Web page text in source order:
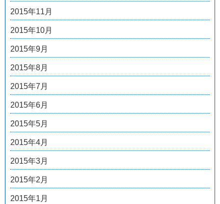
2015年11月
2015年10月
2015年9月
2015年8月
2015年7月
2015年6月
2015年5月
2015年4月
2015年3月
2015年2月
2015年1月